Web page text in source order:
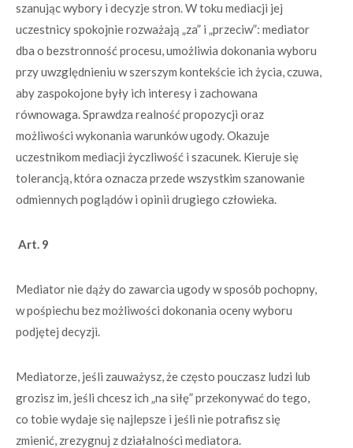
szanując wybory i decyzje stron. W toku mediacji jej
uczestnicy spokojnie rozważają „za” i „przeciw”: mediator
dba o bezstronność procesu, umożliwia dokonania wyboru
przy uwzględnieniu w szerszym kontekście ich życia, czuwa,
aby zaspokojone były ich interesy i zachowana
równowaga. Sprawdza realność propozycji oraz
możliwości wykonania warunków ugody. Okazuje
uczestnikom mediacji życzliwość i szacunek. Kieruje się
tolerancją, która oznacza przede wszystkim szanowanie
odmiennych poglądów i opinii drugiego człowieka.
Art. 9
Mediator nie dąży do zawarcia ugody w sposób pochopny,
w pośpiechu bez możliwości dokonania oceny wyboru
podjętej decyzji.
Mediatorze, jeśli zauważysz, że często pouczasz ludzi lub
grozisz im, jeśli chcesz ich „na siłę” przekonywać do tego,
co tobie wydaje się najlepsze i jeśli nie potrafisz się
zmienić, zrezygnuj z działalności mediatora.